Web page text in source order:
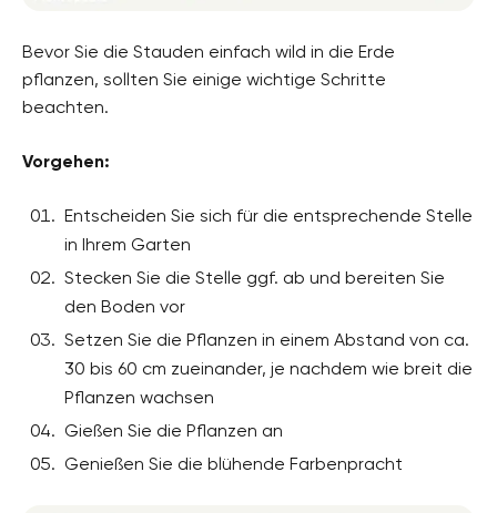
Bevor Sie die Stauden einfach wild in die Erde
pflanzen, sollten Sie einige wichtige Schritte
beachten.
Vorgehen:
Entscheiden Sie sich für die entsprechende Stelle
in Ihrem Garten
Stecken Sie die Stelle ggf. ab und bereiten Sie
den Boden vor
Setzen Sie die Pflanzen in einem Abstand von ca.
30 bis 60 cm zueinander, je nachdem wie breit die
Pflanzen wachsen
Gießen Sie die Pflanzen an
Genießen Sie die blühende Farbenpracht